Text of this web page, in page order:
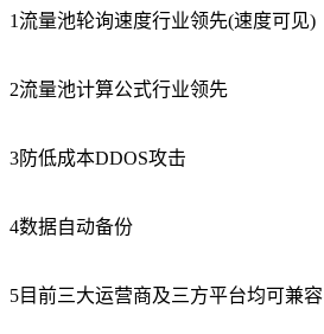
1流量池轮询速度行业领先(速度可见)
2流量池计算公式行业领先
3防低成本DDOS攻击
4数据自动备份
5目前三大运营商及三方平台均可兼容